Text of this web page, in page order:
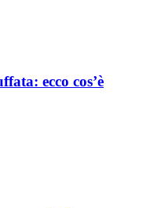
ecco cos’è